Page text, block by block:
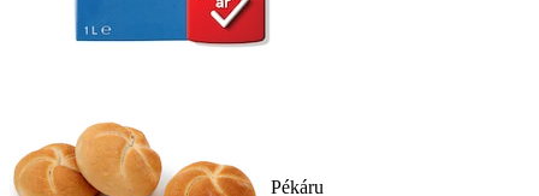
Pékáru